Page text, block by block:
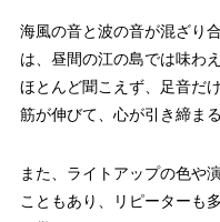
海風の音と波の音が混ざり
は、昼間の江の島では味わ
ほとんど聞こえず、足音だ
筋が伸びて、心が引き締ま
また、ライトアップの色や
こともあり、リピーターも